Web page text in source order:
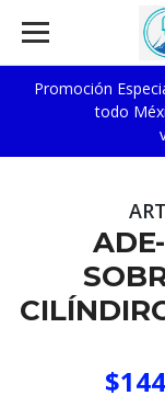
Promoción
todo